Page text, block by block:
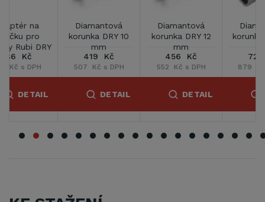
Diamantová
korunka DRY 20
mm
879 Kč s DPH
Diamantová
korunka DRY 28
1 027 Kč s DPH
Diamantová
korunka DRY 35
1 320 Kč s DPH